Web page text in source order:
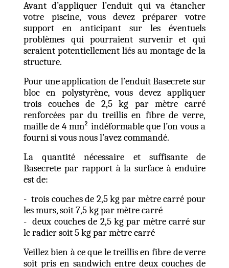
Avant d’appliquer l’enduit qui va étancher
votre piscine, vous devez préparer votre
support en anticipant sur les éventuels
problèmes qui pourraient survenir et qui
seraient potentiellement liés au montage de la
structure.
Pour une application de l’enduit Basecrete sur
bloc en polystyrène, vous devez appliquer
trois couches de 2,5 kg par mètre carré
renforcées par du treillis en fibre de verre,
maille de 4 mm² indéformable que l’on vous a
fourni si vous nous l’avez commandé.
La quantité nécessaire et suffisante de
Basecrete par rapport à la surface à enduire
est de:
- trois couches de 2,5 kg par mètre carré pour
les murs, soit 7,5 kg par mètre carré
- deux couches de 2,5 kg par mètre carré sur
le radier soit 5 kg par mètre carré
Veillez bien à ce que le treillis en fibre de verre
soit pris en sandwich entre deux couches de